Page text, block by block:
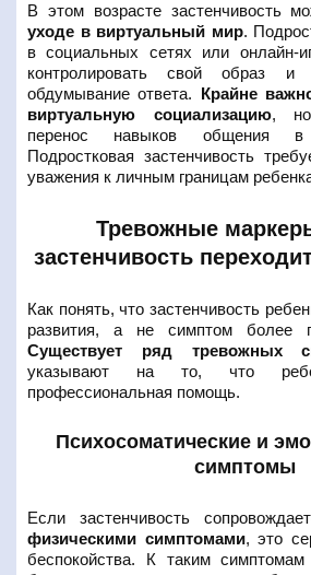
В этом возрасте застенчивость
уходе в виртуальный мир.
в социальных сетях или онлайн-
контролировать свой образ
обдумывание ответа. Крайне
виртуальную социализацию, но
перенос навыков общения
Подростковая застенчивость
уважения к личным границам
Тревожные
застенчивость
Как понять, что застенчивость
развития, а не симптом более
Существует ряд тревожных
указывают на то, что
профессиональная помощь.
Психосоматические и
симптомы
Если застенчивость
физическими симптомами, это
беспокойства. К таким симптомам